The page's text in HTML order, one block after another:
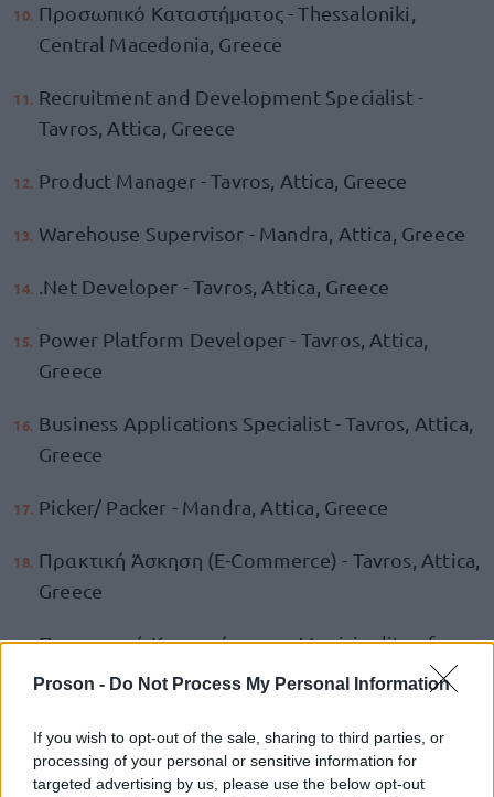
Proson - Do Not Process My Personal Information
If you wish to opt-out of the sale, sharing to third parties, or
processing of your personal or sensitive information for
targeted advertising by us, please use the below opt-out
Προσωπικό Καταστήματος - Thessaloniki,
Central Macedonia, Greece
Recruitment and Development Specialist -
Tavros, Attica, Greece
Product Manager - Tavros, Attica, Greece
Warehouse Supervisor - Mandra, Attica, Greece
.Net Developer - Tavros, Attica, Greece
Power Platform Developer - Tavros, Attica,
Greece
Business Applications Specialist - Tavros, Attica,
Greece
Picker/ Packer - Mandra, Attica, Greece
Πρακτική Άσκηση (E-Commerce) - Tavros, Attica,
Greece
Προσωπικό Καταστήματος - Municipality of
Pallini, Attica, Greece
Προσωπικό Καταστήματος - Agia Varvara, Attica,
Greece